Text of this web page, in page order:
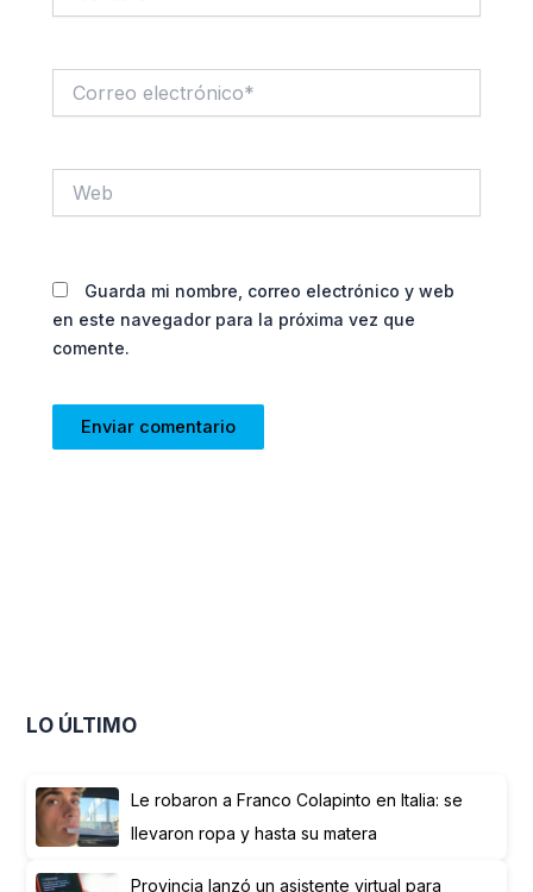
electrónico*
Guarda mi nombre, correo electrónico y web
en este navegador para la próxima vez que
comente.
LO ÚLTIMO
Le robaron a Franco Colapinto en Italia: se
llevaron ropa y hasta su matera
Provincia lanzó un asistente virtual para